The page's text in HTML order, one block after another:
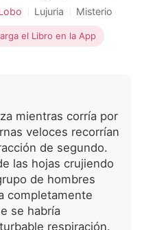
con un látigo en la
provocando que le
un escalofrío por la
las palabras, que
"Y tú eres mi
lo olvides. Te pertenezco
y para siempre. Y
optar por poner fin a
lo quieres. Ahora, por
quítate la ropa". * * Shilah
que provenía de los
Lujuria
Misterio
arreglado
el Libro en la App
mientras corría por
veloces recorrían
de segundo.
las hojas crujiendo
de hombres
completamente
se habría
respiración.